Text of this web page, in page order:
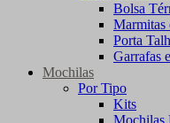
Bolsa
Marmitas
Porta
Garrafas
Mochilas
Por Tipo
Kits
Mochilas